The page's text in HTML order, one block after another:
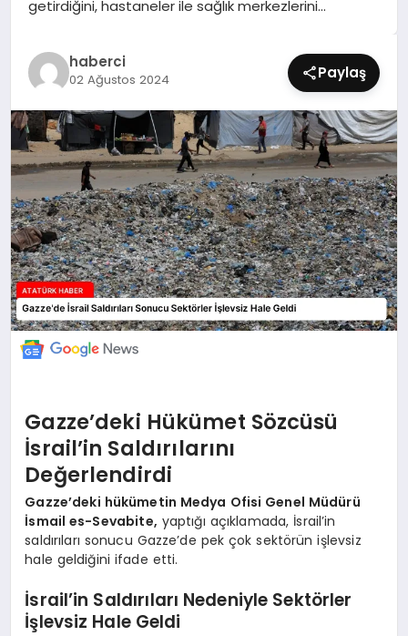
getirdiğini, hastaneler ile sağlık merkezlerini…
haberci
02 Ağustos 2024 Paylaş
Gazze’deki Hükümet Sözcüsü
İsrail’in Saldırılarını
Değerlendirdi
Gazze’deki hükümetin Medya Ofisi Genel Müdürü
İsmail es-Sevabite, yaptığı açıklamada, İsrail’in
saldırıları sonucu Gazze’de pek çok sektörün işlevsiz
hale geldiğini ifade etti.
İsrail’in Saldırıları Nedeniyle Sektörler
İşlevsiz Hale Geldi